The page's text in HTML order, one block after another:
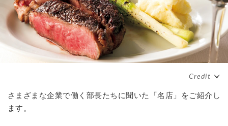
さまざまな企業で働く部長たちに聞いた「名店」をご紹介し
ます。